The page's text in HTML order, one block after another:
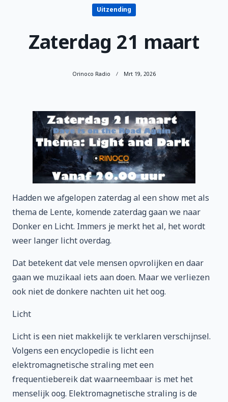
Uitzending
Zaterdag 21 maart
Orinoco Radio Mrt 19, 2026
Hadden we afgelopen zaterdag al een show met als
thema de Lente, komende zaterdag gaan we naar
Donker en Licht. Immers je merkt het al, het wordt
weer langer licht overdag.
Dat betekent dat vele mensen opvrolijken en daar
gaan we muzikaal iets aan doen. Maar we verliezen
ook niet de donkere nachten uit het oog.
Licht
Licht is een niet makkelijk te verklaren verschijnsel.
Volgens een encyclopedie is licht een
elektromagnetische straling met een
frequentiebereik dat waarneembaar is met het
menselijk oog. Elektromagnetische straling is de